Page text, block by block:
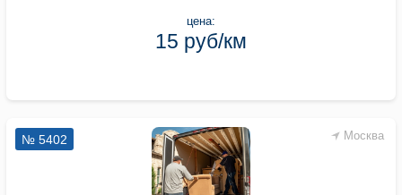
цена:
15 руб/км
Москва
№ 5402